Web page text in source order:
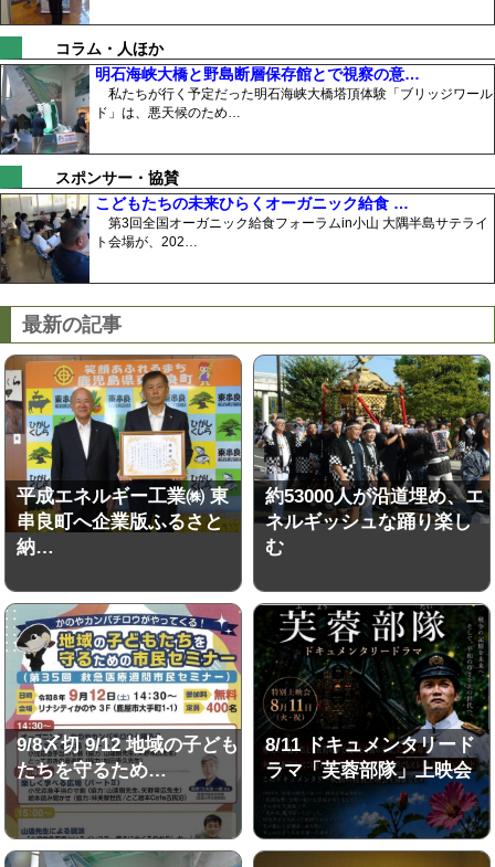
コラム・人ほか
明石海峡大橋と野島断層保存館とで視察の意…
私たちが行く予定だった明石海峡大橋塔頂体験「ブリッジワール
ド」は、悪天候のため…
スポンサー・協賛
こどもたちの未来ひらくオーガニック給食 …
第3回全国オーガニック給食フォーラムin小山 大隅半島サテライ
ト会場が、202…
最新の記事
平成エネルギー工業㈱ 東
串良町へ企業版ふるさと
納…
約53000人が沿道埋め、エ
ネルギッシュな踊り楽し
む
9/8〆切 9/12 地域の子ども
たちを守るため…
8/11 ドキュメンタリード
ラマ「芙蓉部隊」上映会